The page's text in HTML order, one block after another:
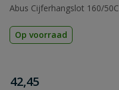
Abus Cijferhangslot 160/50C
Op voorraad
€
42,45